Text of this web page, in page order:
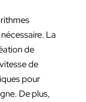
La
de
de
pour
De plus,